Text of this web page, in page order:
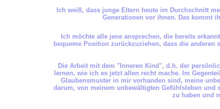
Ich weiß, dass junge Eltern heute im Durchschnitt
Generationen vor ihnen. Das kommt
Ich möchte alle jene ansprechen, die bereits
bequeme Position zurückzuziehen, dass die
Die Arbeit mit dem "Inneren Kind", d.h. der
lernen, wie ich es jetzt allen recht mache. Im
Glaubensmuster in mir vorhanden sind, meine
darum, von meinem unbewältigten Gefühlsleben
zu haben und